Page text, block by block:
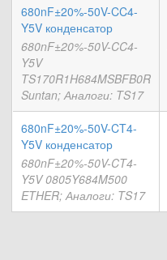
680nF±20%-50V-CC4-
Y5V конденсатор
680nF±20%-50V-CC4-
Y5V
TS170R1H684MSBFB0R
Suntan; Аналоги: TS17
680nF±20%-50V-CT4-
Y5V конденсатор
680nF±20%-50V-CT4-
Y5V 0805Y684M500
ETHER; Аналоги: TS17